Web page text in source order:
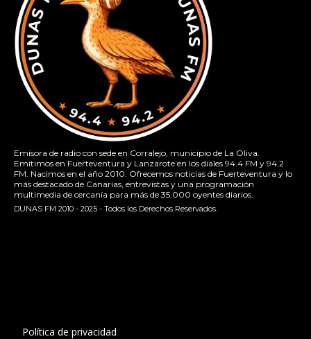
Emisora de radio con sede en Corralejo, municipio de La Oliva.
Emitimos en Fuerteventura y Lanzarote en los diales 94.4 FM y 94.2
FM. Nacimos en el año 2010. Ofrecemos noticias de Fuerteventura y lo
más destacado de Canarias, entrevistas y una programación
multimedia de cercanía para más de 35.000 oyentes diarios.
DUNAS FM 2010 - 2025 - Todos los Derechos Reservados.
Política de privacidad